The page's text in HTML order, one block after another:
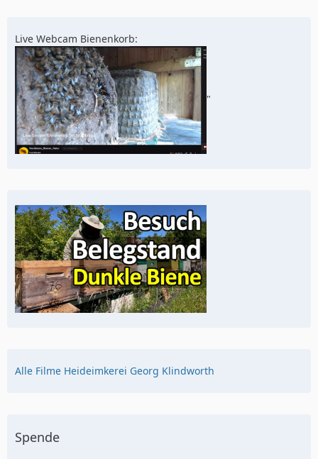
Live Webcam Bienenkorb:
"
Alle Filme Heideimkerei Georg Klindworth
Spende